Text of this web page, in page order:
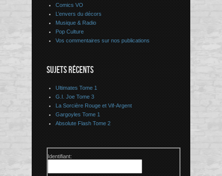
Comics VO
L’envers du décors
Musique & Radio
Pop Culture
Vos commentaires sur nos publications
SUJETS RÉCENTS
Ultimates Tome 1
G.I. Joe Tome 3
La Sorcière Rouge et Vif-Argent
Gargoyles Tome 1
Absolute Flash Tome 2
Identifiant: